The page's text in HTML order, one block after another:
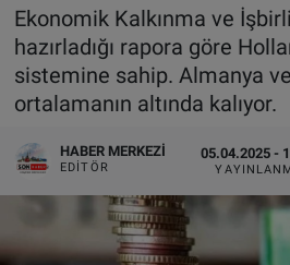
Ekonomik Kalkınma ve
hazırladığı rapora göre
sistemine sahip. Almanya
ortalamanın altında kalıyor.
HABER MERKEZI
EDITÖR
05.04.2025 -
AVUSTURYA
SAĞLIK - YAŞAM
BİLİM-TEKNOLOJİ
DÜNYA
BİLİM-TEKNOLOJİ
SAĞLIK
FOTO GALERİ
VIDEO GALERİ
Tüm Manşetler
Son Dakika Haberleri
Haber Arşivi